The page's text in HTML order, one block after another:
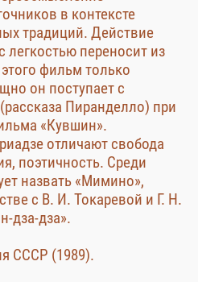
в контексте
традиций. Действие
переносит из
фильм только
он поступает с
Пиранделло) при
«Кувшин».
отличают свобода
поэтичность. Среди
назвать «Мимино»,
с В. И. Токаревой и Г. Н.
дза-дза».
СССР (1989).